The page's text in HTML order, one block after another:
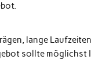
lange
sollte